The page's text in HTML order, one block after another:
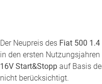
Der Neupreis des Fiat 500
in den ersten
16V Start&Stopp auf Basis
nicht berücksichtigt.